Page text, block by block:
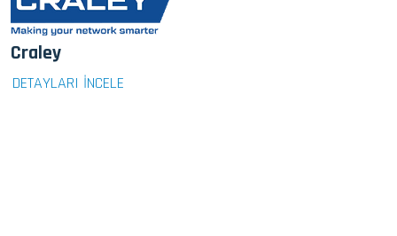
Craley
DETAYLARI İNCELE